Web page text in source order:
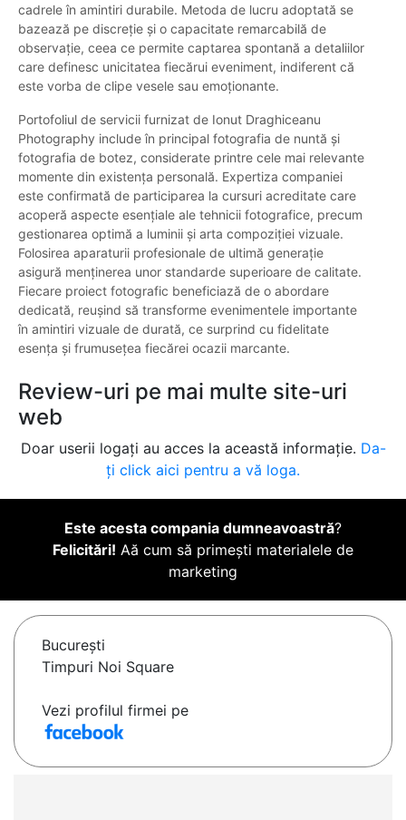
cadrele în amintiri durabile. Metoda de lucru adoptată se
bazează pe discreție și o capacitate remarcabilă de
observație, ceea ce permite captarea spontană a detaliilor
care definesc unicitatea fiecărui eveniment, indiferent că
este vorba de clipe vesele sau emoționante.
Portofoliul de servicii furnizat de Ionut Draghiceanu
Photography include în principal fotografia de nuntă și
fotografia de botez, considerate printre cele mai relevante
momente din existența personală. Expertiza companiei
este confirmată de participarea la cursuri acreditate care
acoperă aspecte esențiale ale tehnicii fotografice, precum
gestionarea optimă a luminii și arta compoziției vizuale.
Folosirea aparaturii profesionale de ultimă generație
asigură menținerea unor standarde superioare de calitate.
Fiecare proiect fotografic beneficiază de o abordare
dedicată, reușind să transforme evenimentele importante
în amintiri vizuale de durată, ce surprind cu fidelitate
esența și frumusețea fiecărei ocazii marcante.
Review-uri pe mai multe site-uri
web
Doar userii logați au acces la această informație. Da-
ți click aici pentru a vă loga.
Este acesta compania dumneavoastră?
Felicitări! Aă cum să primești materialele de
marketing
Bucureşti
Timpuri Noi Square
Vezi profilul firmei pe